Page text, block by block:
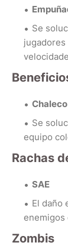
Se
Se
equipo
Rachas
SAE
El daño
enemigos
Zombis